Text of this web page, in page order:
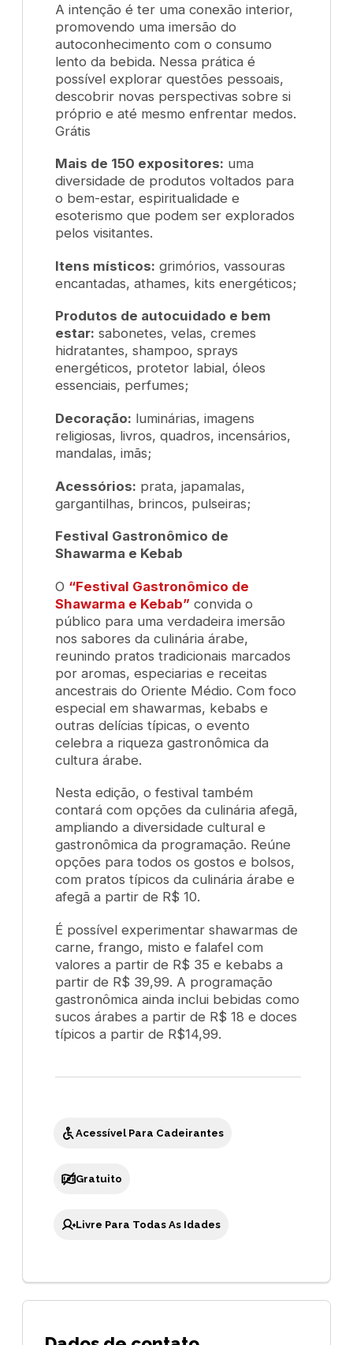
A intenção é ter uma conexão interior,
promovendo uma imersão do
autoconhecimento com o consumo
lento da bebida. Nessa prática é
possível explorar questões pessoais,
descobrir novas perspectivas sobre si
próprio e até mesmo enfrentar medos.
Grátis
Mais de 150 expositores: uma
diversidade de produtos voltados para
o bem-estar, espiritualidade e
esoterismo que podem ser explorados
pelos visitantes.
Itens místicos: grimórios, vassouras
encantadas, athames, kits energéticos;
Produtos de autocuidado e bem
estar: sabonetes, velas, cremes
hidratantes, shampoo, sprays
energéticos, protetor labial, óleos
essenciais, perfumes;
Decoração: luminárias, imagens
religiosas, livros, quadros, incensários,
mandalas, imãs;
Acessórios: prata, japamalas,
gargantilhas, brincos, pulseiras;
Festival Gastronômico de
Shawarma e Kebab
O “Festival Gastronômico de
Shawarma e Kebab” convida o
público para uma verdadeira imersão
nos sabores da culinária árabe,
reunindo pratos tradicionais marcados
por aromas, especiarias e receitas
ancestrais do Oriente Médio. Com foco
especial em shawarmas, kebabs e
outras delícias típicas, o evento
celebra a riqueza gastronômica da
cultura árabe.
Nesta edição, o festival também
contará com opções da culinária afegã,
ampliando a diversidade cultural e
gastronômica da programação. Reúne
opções para todos os gostos e bolsos,
com pratos típicos da culinária árabe e
afegã a partir de R$ 10.
É possível experimentar shawarmas de
carne, frango, misto e falafel com
valores a partir de R$ 35 e kebabs a
partir de R$ 39,99. A programação
gastronômica ainda inclui bebidas como
sucos árabes a partir de R$ 18 e doces
típicos a partir de R$14,99.
Acessível Para Cadeirantes
Gratuito
Livre Para Todas As Idades